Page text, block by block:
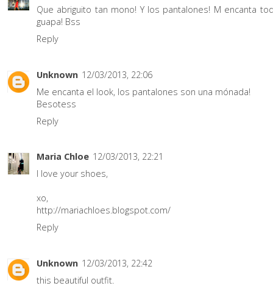
Que abriguito tan mono! Y los pantalones! M encanta
guapa! Bss
Reply
Unknown 12/03/2013, 22:06
Me encanta el look, los pantalones son una mónada!
Besotess
Reply
Maria Chloe 12/03/2013, 22:21
I love your shoes,
xo,
http://mariachloes.blogspot.com/
Reply
Unknown 12/03/2013, 22:42
this beautiful outfit.